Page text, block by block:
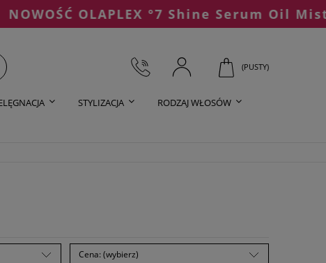
OLAPLEX °7 Shine Serum Oil Mist
(PUSTY)
STYLIZACJA
RODZAJ WŁOSÓW
Cena: (wybierz)